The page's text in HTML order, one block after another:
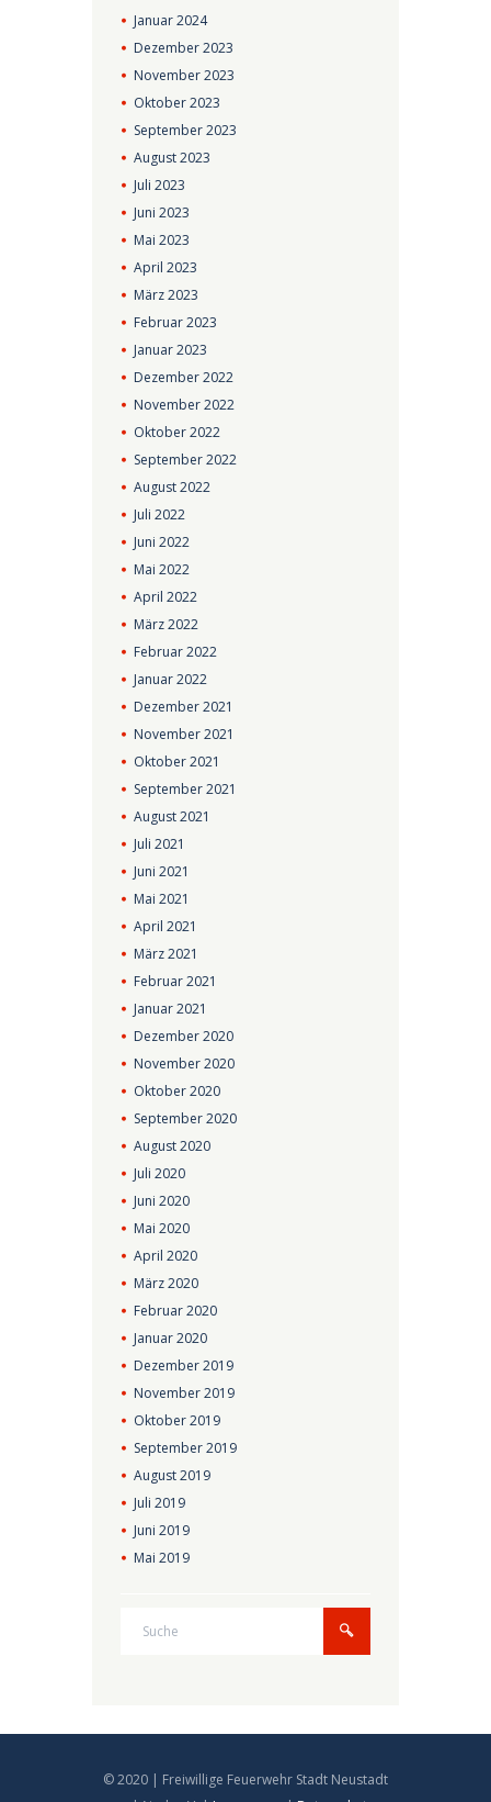
Januar2024
Dezember2023
November2023
Oktober2023
September2023
August2023
Juli2023
Juni2023
Mai2023
April2023
März2023
Februar2023
Januar2023
Dezember2022
November2022
Oktober2022
September2022
August2022
Juli2022
Juni2022
Mai2022
April2022
März2022
Februar2022
Januar2022
Dezember2021
November2021
Oktober2021
September2021
August2021
Juli2021
Juni2021
Mai2021
April2021
März2021
Februar2021
Januar2021
Dezember2020
November2020
Oktober2020
September2020
August2020
Juli2020
Juni2020
Mai2020
April2020
März2020
Februar2020
Januar2020
Dezember2019
November2019
Oktober2019
September2019
August2019
Juli2019
Juni2019
Mai2019
© 2020 | Freiwillige Feuerwehr Stadt Neustadt